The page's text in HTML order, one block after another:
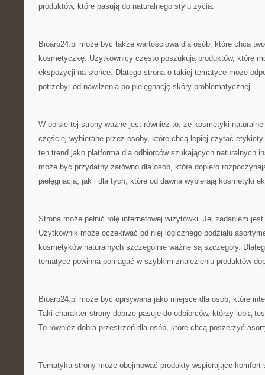
produktów, które pasują do naturalnego stylu życia.
Bioarp24.pl może być także wartościowa dla osób, które chcą
kosmetyczkę. Użytkownicy często poszukują produktów, które
ekspozycji na słońce. Dlatego strona o takiej tematyce może
potrzeby: od nawilżenia po pielęgnację skóry problematycznej.
W opisie tej strony ważne jest również to, że kosmetyki
częściej wybierane przez osoby, które chcą lepiej czytać
ten trend jako platforma dla odbiorców szukających naturalnych
może być przydatny zarówno dla osób, które dopiero
pielęgnacją, jak i dla tych, które od dawna wybierają kosmetyki
Strona może pełnić rolę internetowej wizytówki. Jej zadaniem
Użytkownik może oczekiwać od niej logicznego podziału
kosmetyków naturalnych szczególnie ważne są szczegóły.
tematyce powinna pomagać w szybkim znalezieniu produktów
Bioarp24.pl może być opisywana jako miejsce dla osób, które
Taki charakter strony dobrze pasuje do odbiorców, którzy lubią
To również dobra przestrzeń dla osób, które chcą poszerzyć
Tematyka strony może obejmować produkty wspierające komfort